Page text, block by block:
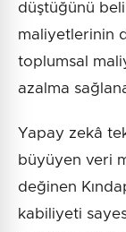
düştüğünü
maliyetlerinin
toplumsal
azalma
Yapay zekâ
büyüyen veri
değinen
kabiliyeti